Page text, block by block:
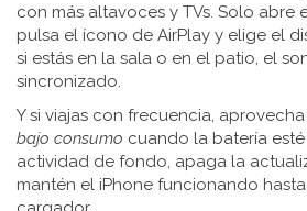
con más altavoces y TVs. Solo abre
pulsa el ícono de AirPlay y elige el
si estás en la sala o en el patio, el
sincronizado.
Y si viajas con frecuencia,
bajo consumo cuando la batería
actividad de fondo, apaga la
mantén el iPhone funcionando